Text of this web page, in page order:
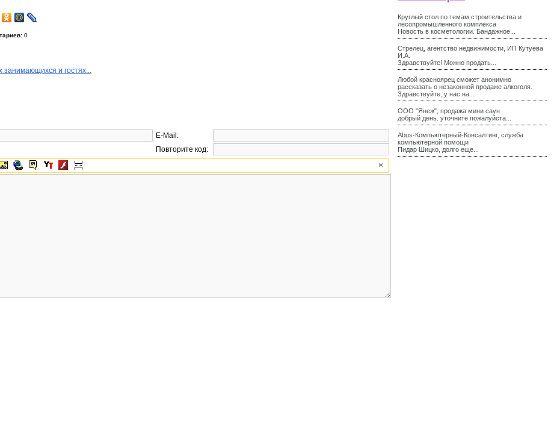
0
занимающихся и гостях...
E-Mail:
Повторите код:
Круглый стол по темам строительства и
лесопромышленного комплекса
Новость в косметологии. Бандажное...
Стрелец, агентство недвижимости, ИП Кутуева
И.А.
Здравствуйте! Можно продать...
Любой красноярец сможет анонимно
рассказать о незаконной продаже алкоголя.
Здравствуйте, у нас на...
ООО "Янеж", продажа мини саун
добрый день. уточните пожалуйста...
Abus-Компьютерный-Консалтинг, служба
компьютерной помощи
Пидар Шицко, долго еще...